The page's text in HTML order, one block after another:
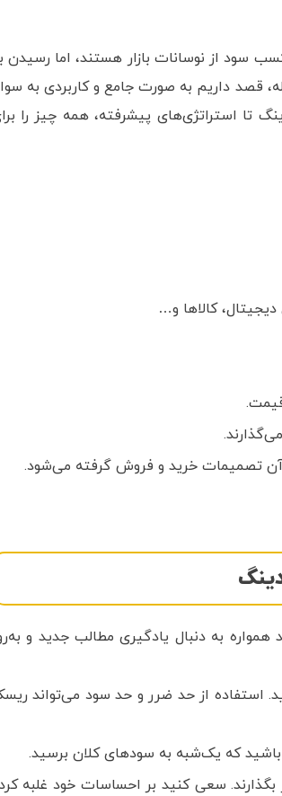
سود از نوسانات بازار هستند، اما رسیدن
قصد داریم به صورت جامع و کاربردی به
تا استراتژی‌های پیشرفته، همه چیز را
کالاها و…
آن تصمیمات خرید و فروش گرفته می‌شود.
همواره به دنبال یادگیری مطالب جدید و
استفاده از حد ضرر و حد سود می‌تواند
که یک‌شبه به سودهای کلان برسید.
سعی کنید بر احساسات خود غلبه